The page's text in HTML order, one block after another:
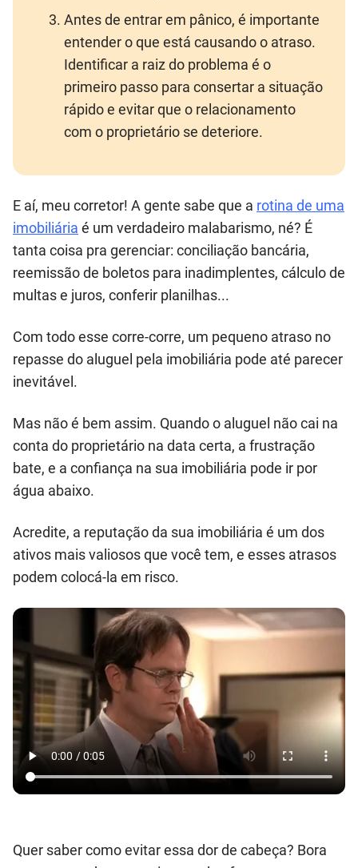
Antes de entrar em pânico, é importante
entender o que está causando o atraso.
Identificar a raiz do problema é o
primeiro passo para consertar a situação
rápido e evitar que o relacionamento
com o proprietário se deteriore.
E aí, meu corretor! A gente sabe que a rotina de uma
imobiliária é um verdadeiro malabarismo, né? É
tanta coisa pra gerenciar: conciliação bancária,
reemissão de boletos para inadimplentes, cálculo de
multas e juros, conferir planilhas...
Com todo esse corre-corre, um pequeno atraso no
repasse do aluguel pela imobiliária pode até parecer
inevitável.
Mas não é bem assim. Quando o aluguel não cai na
conta do proprietário na data certa, a frustração
bate, e a confiança na sua imobiliária pode ir por
água abaixo.
Acredite, a reputação da sua imobiliária é um dos
ativos mais valiosos que você tem, e esses atrasos
podem colocá-la em risco.
Quer saber como evitar essa dor de cabeça? Bora